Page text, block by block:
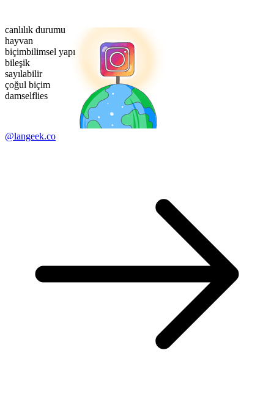
canlılık durumu
hayvan
biçimbilimsel yapı
bileşik
sayılabilir
çoğul biçim
damselflies
@langeek.co